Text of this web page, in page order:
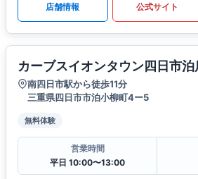
店舗情報 公式サイト
カーブスイオンタウン四日市泊
南四日市駅から徒歩11分
三重県四日市市泊小柳町4ー5
無料体験
営業時間
平日 10:00〜13:00